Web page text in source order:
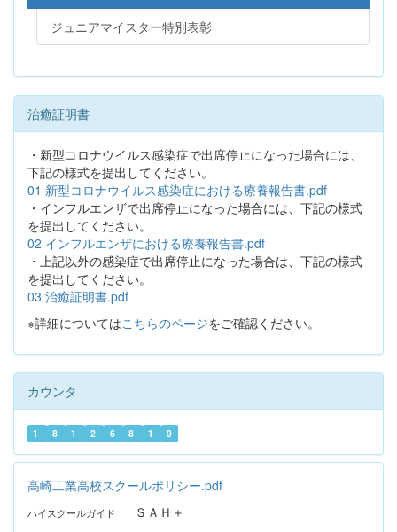
ジュニアマイスター特別表彰
治癒証明書
・新型コロナウイルス感染症で出席停止になった場合には、
下記の様式を提出してください。
01 新型コロナウイルス感染症における療養報告書.pdf
・インフルエンザで出席停止になった場合には、下記の様式
を提出してください。
02 インフルエンザにおける療養報告書.pdf
・上記以外の感染症で出席停止になった場合は、下記の様式
を提出してください。
03 治癒証明書.pdf
※詳細についてはこちらのページをご確認ください。
カウンタ
1 8 1 2 6 8 1 9
高崎工業高校スクールポリシー.pdf
ハイスクールガイド ＳＡＨ＋